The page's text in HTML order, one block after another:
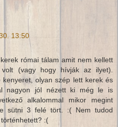
13:50
római tálam amit nem kellett
(vagy hogy hívják az ilyet).
kenyeret, olyan szép lett kerek és
nagyon jól nézett ki még le is
alkalommal mikor megint
sütni 3 felé tört. :( Nem tudod
:(